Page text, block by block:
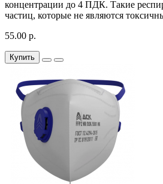
концентрации до 4 ПДК. Такие
частиц, которые не являются
55.00 р.
Купить